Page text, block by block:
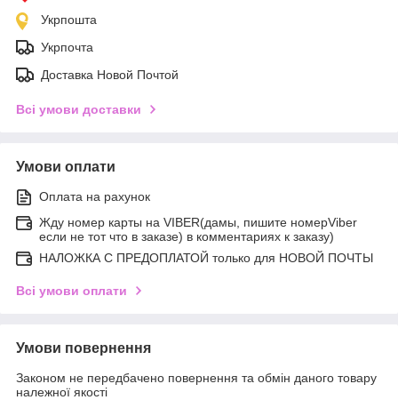
Укрпошта
Укрпочта
Доставка Новой Почтой
Всі умови доставки
Умови оплати
Оплата на рахунок
Жду номер карты на VIBER(дамы, пишите номерViber
если не тот что в заказе) в комментариях к заказу)
НАЛОЖКА С ПРЕДОПЛАТОЙ только для НОВОЙ ПОЧТЫ
Всі умови оплати
Умови повернення
Законом не передбачено повернення та обмін даного товару
належної якості